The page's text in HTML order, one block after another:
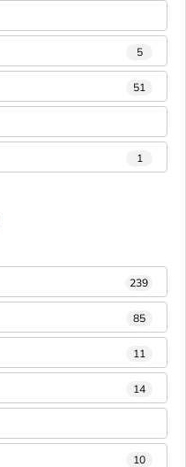
5
51
1
239
85
11
14
10